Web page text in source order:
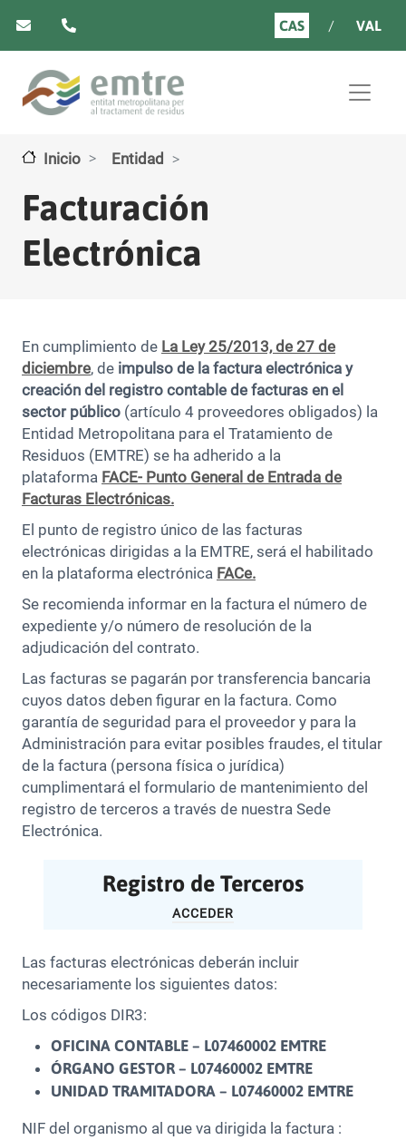
CAS VAL
Inicio Entidad
Facturación
Electrónica
En cumplimiento de La Ley 25/2013, de 27 de
diciembre, de impulso de la factura electrónica y
creación del registro contable de facturas en el
sector público (artículo 4 proveedores obligados) la
Entidad Metropolitana para el Tratamiento de
Residuos (EMTRE) se ha adherido a la
plataforma FACE- Punto General de Entrada de
Facturas Electrónicas.
El punto de registro único de las facturas
electrónicas dirigidas a la EMTRE, será el habilitado
en la plataforma electrónica FACe.
Se recomienda informar en la factura el número de
expediente y/o número de resolución de la
adjudicación del contrato.
Las facturas se pagarán por transferencia bancaria
cuyos datos deben figurar en la factura. Como
garantía de seguridad para el proveedor y para la
Administración para evitar posibles fraudes, el titular
de la factura (persona física o jurídica)
cumplimentará el formulario de mantenimiento del
registro de terceros a través de nuestra Sede
Electrónica.
Registro de Terceros
ACCEDER
Las facturas electrónicas deberán incluir
necesariamente los siguientes datos:
Los códigos DIR3:
OFICINA CONTABLE – L07460002 EMTRE
ÓRGANO GESTOR – L07460002 EMTRE
UNIDAD TRAMITADORA – L07460002 EMTRE
NIF del organismo al que va dirigida la factura :